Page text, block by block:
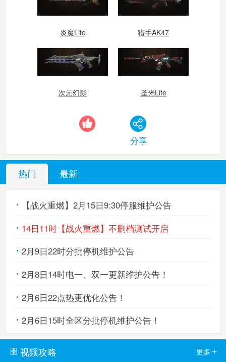
炎魔Lite 猎手AK47
次元幻影 圣光Lite
分享
热门 最新
【战火重燃】2月15日9:30停服维护公告
14日11时【战火重燃】不删档测试开启
2月9日22时分批停机维护公告
2月8日14时电一、双一更新维护公告！
2月6日22点热更优化公告！
2月6日15时全区分批停机维护公告！
视频攻略 更多 +